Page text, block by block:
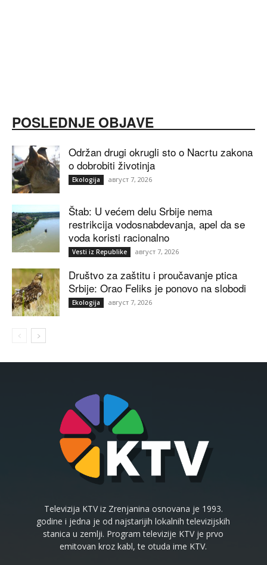
POSLEDNJE OBJAVE
Održan drugi okrugli sto o Nacrtu zakona
o dobrobiti životinja
Ekologija август 7, 2026
Štab: U većem delu Srbije nema
restrikcija vodosnabdevanja, apel da se
voda koristi racionalno
Vesti iz Republike август 7, 2026
Društvo za zaštitu i proučavanje ptica
Srbije: Orao Feliks je ponovo na slobodi
Ekologija август 7, 2026
Televizija KTV iz Zrenjanina osnovana je 1993.
godine i jedna je od najstarijih lokalnih televizijskih
stanica u zemlji. Program televizije KTV je prvo
emitovan kroz kabl, te otuda ime KTV.